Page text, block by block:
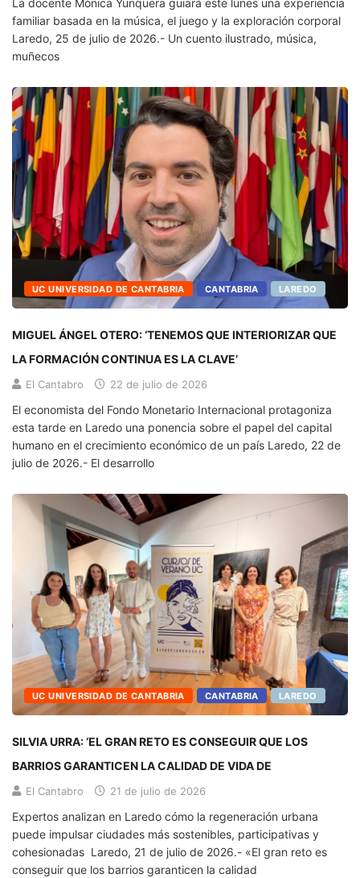
familiar basada en la música, el juego y la exploración corporal
Laredo, 25 de julio de 2026.- Un cuento ilustrado, música,
muñecos
UC UNIVERSIDAD DE CANTABRIA CANTABRIA LAREDO
MIGUEL ÁNGEL OTERO: ‘TENEMOS QUE INTERIORIZAR QUE
LA FORMACIÓN CONTINUA ES LA CLAVE’
El Cantabro 22 de julio de 2026
El economista del Fondo Monetario Internacional protagoniza
esta tarde en Laredo una ponencia sobre el papel del capital
humano en el crecimiento económico de un país Laredo, 22 de
julio de 2026.- El desarrollo
UC UNIVERSIDAD DE CANTABRIA CANTABRIA LAREDO
SILVIA URRA: ‘EL GRAN RETO ES CONSEGUIR QUE LOS
BARRIOS GARANTICEN LA CALIDAD DE VIDA DE
El Cantabro 21 de julio de 2026
Expertos analizan en Laredo cómo la regeneración urbana
puede impulsar ciudades más sostenibles, participativas y
cohesionadas Laredo, 21 de julio de 2026.- «El gran reto es
conseguir que los barrios garanticen la calidad